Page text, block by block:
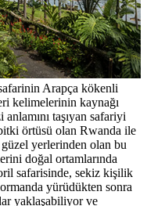
Arapça kökenli
kelimelerinin kaynağı
taşıyan safariyi
örtüsü olan Rwanda ile
yerlerinden olan bu
doğal ortamlarında
safarisinde, sekiz kişilik
yürüdükten sonra
yaklaşabiliyor ve